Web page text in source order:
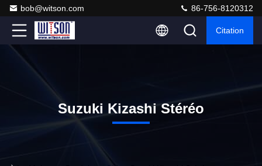
bob@witson.com 86-756-8120312
Citation
Suzuki Kizashi Stéréo